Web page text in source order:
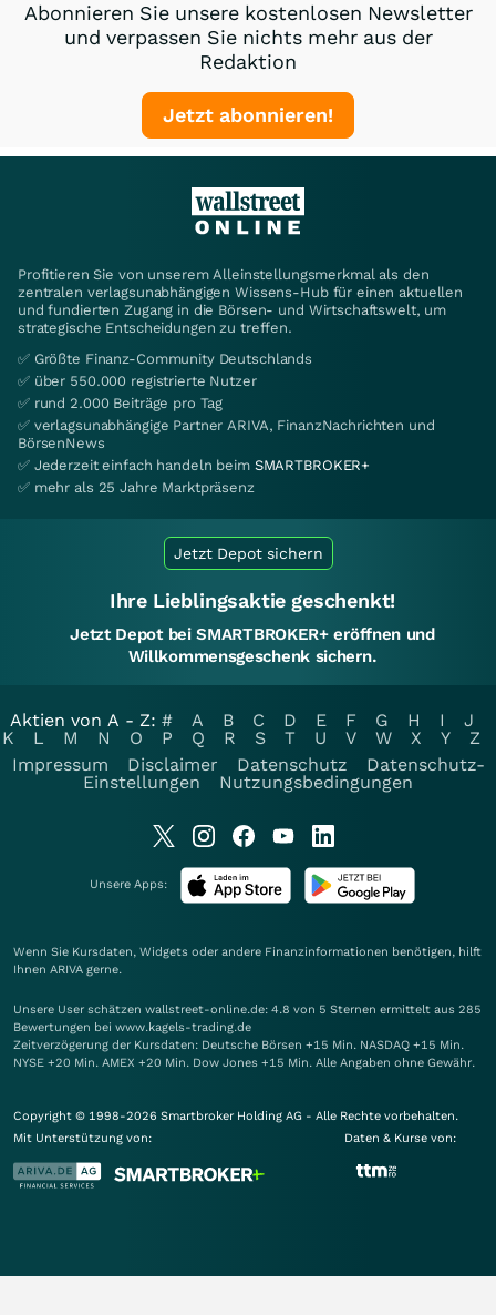
Abonnieren Sie unsere kostenlosen Newsletter
und verpassen Sie nichts mehr aus der
Redaktion
Jetzt abonnieren!
Profitieren Sie von unserem Alleinstellungsmerkmal als den
zentralen verlagsunabhängigen Wissens-Hub für einen aktuellen
und fundierten Zugang in die Börsen- und Wirtschaftswelt, um
strategische Entscheidungen zu treffen.
✅ Größte Finanz-Community Deutschlands
✅ über 550.000 registrierte Nutzer
✅ rund 2.000 Beiträge pro Tag
✅ verlagsunabhängige Partner ARIVA, FinanzNachrichten und
BörsenNews
✅ Jederzeit einfach handeln beim SMARTBROKER+
✅ mehr als 25 Jahre Marktpräsenz
Jetzt Depot sichern
Ihre Lieblingsaktie geschenkt!
Jetzt Depot bei SMARTBROKER+ eröffnen und
Willkommensgeschenk sichern.
Aktien von A - Z: # A B C D E F G H I
J
K
L M N O P Q R S T U V W X Y
Z
Impressum
Disclaimer Datenschutz
Datenschutz-
Einstellungen
Nutzungsbedingungen
Unsere Apps:
Wenn Sie Kursdaten, Widgets oder andere Finanzinformationen benötigen, hilft
Ihnen ARIVA gerne.
Unsere User schätzen wallstreet-online.de: 4.8 von 5 Sternen ermittelt aus 285
Bewertungen bei www.kagels-trading.de
Zeitverzögerung der Kursdaten: Deutsche Börsen +15 Min. NASDAQ +15 Min.
NYSE +20 Min. AMEX +20 Min. Dow Jones +15 Min. Alle Angaben ohne Gewähr.
Copyright © 1998-2026 Smartbroker Holding AG - Alle Rechte vorbehalten.
Mit Unterstützung von:
Daten & Kurse von: